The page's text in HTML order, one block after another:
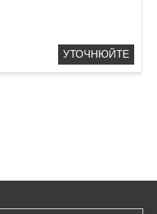
УТОЧНЮЙТЕ